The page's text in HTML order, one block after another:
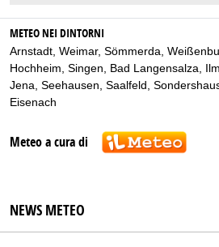
METEO NEI DINTORNI
Arnstadt Weimar, Sömmerda
Hochheim Singen Bad Langensalza
Jena Seehausen Saalfeld
Eisenach
Meteo a cura di
NEWS METEO